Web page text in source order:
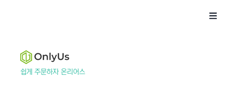
쉽게 주문하자 온리어스